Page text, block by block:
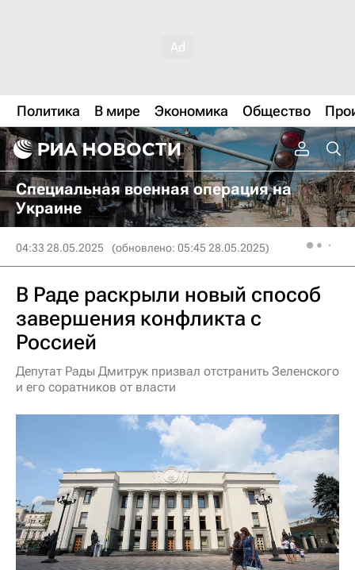
Политика В мире Экономика Общество
Специальная военная операция на
Украине
04:33 28.05.2025 (обновлено: 05:45 28.05.2025)
В Раде раскрыли новый способ
завершения конфликта с
Россией
Депутат Рады Дмитрук призвал отстранить Зеленского
и его соратников от власти